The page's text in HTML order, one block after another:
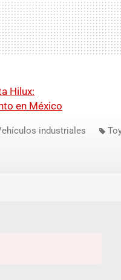
Hilux:
en México
industriales